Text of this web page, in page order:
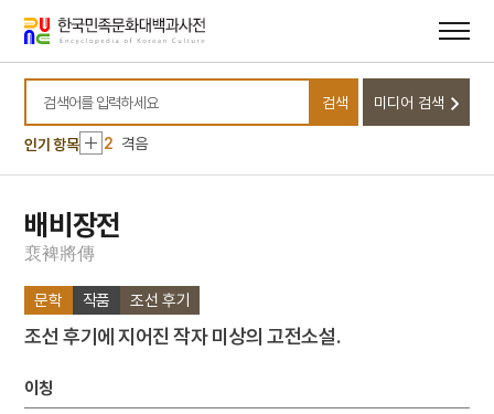
바로가기
바로가기
검색어를 입력하세요
검색 미디어 검색
인기 항목
1 농악
3 균전론
5
7 반야심경
8 세조
9
해동제국기
배비장전
裵裨將傳
문학 작품 조선 후기
조선 후기에 지어진 작자 미상의 고전소설.
이칭